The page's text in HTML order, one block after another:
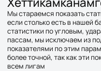
Мы стараемся показать
если столько есть в нашей
статистики по угловым,
пассам, мы исключаем из
показателями по этим
более точной, так как эти
всем лигам